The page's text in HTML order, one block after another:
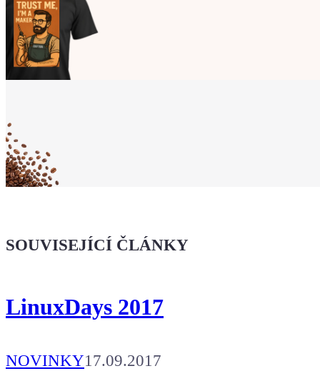
že jsi Maker!
Koupit tričko
SOUVISEJÍCÍ ČLÁNKY
LinuxDays 2017
NOVINKY17.09.2017